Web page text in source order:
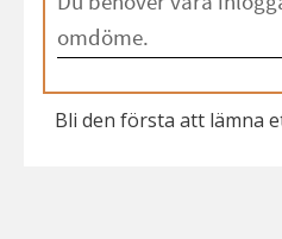
Bli den första att lämna